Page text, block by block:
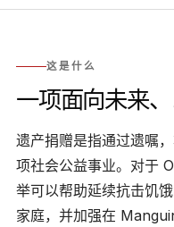
这是什么
一项面向未来
遗产捐赠是指通过遗嘱
项社会公益事业。对于
举可以帮助延续抗击饥
家庭，并加强在